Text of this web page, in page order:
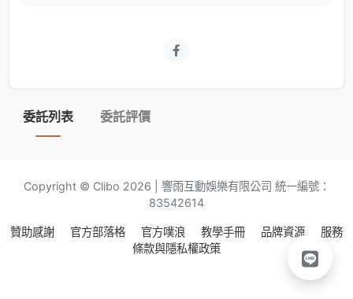
委託列表 委託評價
Copyright © Clibo 2026 | 響雨互動娛樂有限公司 統一編號：
83542614
贊助感謝 官方部落格 官方噗浪 教學手冊 品牌資源
服務
條款與隱私權政策